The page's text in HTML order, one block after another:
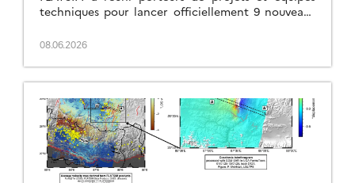
techniques pour lancer officiellement 9 nouveaux
08.06.2026